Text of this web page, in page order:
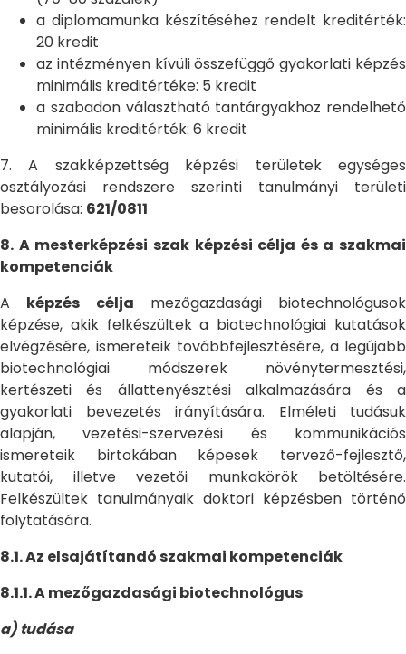
a diplomamunka készítéséhez rendelt kreditérték:
20 kredit
az intézményen kívüli összefüggő gyakorlati képzés
minimális kreditértéke: 5 kredit
a szabadon választható tantárgyakhoz rendelhető
minimális kreditérték: 6 kredit
7. A szakképzettség képzési területek egységes
osztályozási rendszere szerinti tanulmányi területi
besorolása: 621/0811
8. A mesterképzési szak képzési célja és a szakmai
kompetenciák
A képzés célja mezőgazdasági biotechnológusok
képzése, akik felkészültek a biotechnológiai kutatások
elvégzésére, ismereteik továbbfejlesztésére, a legújabb
biotechnológiai módszerek növénytermesztési,
kertészeti és állattenyésztési alkalmazására és a
gyakorlati bevezetés irányítására. Elméleti tudásuk
alapján, vezetési-szervezési és kommunikációs
ismereteik birtokában képesek tervező-fejlesztő,
kutatói, illetve vezetői munkakörök betöltésére.
Felkészültek tanulmányaik doktori képzésben történő
folytatására.
8.1. Az elsajátítandó szakmai kompetenciák
8.1.1. A mezőgazdasági biotechnológus
a) tudása